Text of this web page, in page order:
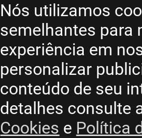
Nós utilizamos
semelhantes para
experiência em
personalizar
conteúdo de seu
detalhes consulte
Cookies e Política